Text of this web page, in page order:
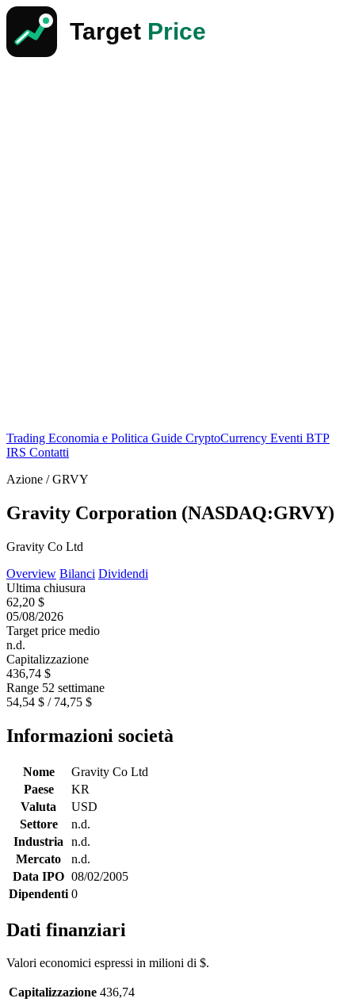
Trading Economia e Politica Guide CryptoCurrency Eventi BTP
IRS Contatti
Azione / GRVY
Gravity Corporation (NASDAQ:GRVY)
Gravity Co Ltd
Overview Bilanci Dividendi
Ultima chiusura
62,20 $
05/08/2026
Target price medio
n.d.
Capitalizzazione
436,74 $
Range 52 settimane
54,54 $ / 74,75 $
Informazioni società
Nome
Gravity Co Ltd
Paese
KR
Valuta
USD
Settore
n.d.
Industria
n.d.
Mercato
n.d.
Data IPO 08/02/2005
Dipendenti 0
Dati finanziari
Valori economici espressi in milioni di $.
Capitalizzazione 436,74